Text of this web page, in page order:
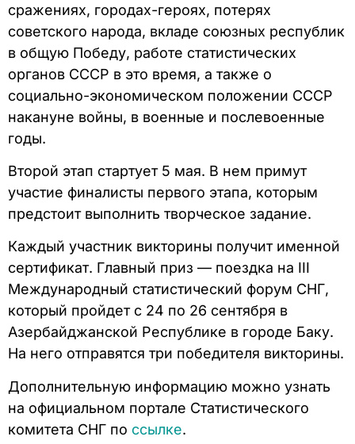
сражениях, городах-героях, потерях
советского народа, вкладе союзных республик
в общую Победу, работе статистических
органов СССР в это время, а также о
социально-экономическом положении СССР
накануне войны, в военные и послевоенные
годы.
Второй этап стартует 5 мая. В нем примут
участие финалисты первого этапа, которым
предстоит выполнить творческое задание.
Каждый участник викторины получит именной
сертификат. Главный приз — поездка на III
Международный статистический форум СНГ,
который пройдет с 24 по 26 сентября в
Азербайджанской Республике в городе Баку.
На него отправятся три победителя викторины.
Дополнительную информацию можно узнать
на официальном портале Статистического
комитета СНГ по ссылке.